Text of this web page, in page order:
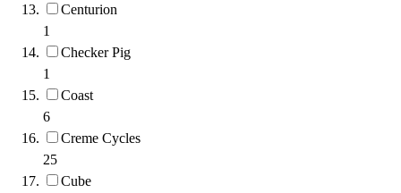
Centurion
1
Checker Pig
1
Coast
6
Creme Cycles
25
Cube